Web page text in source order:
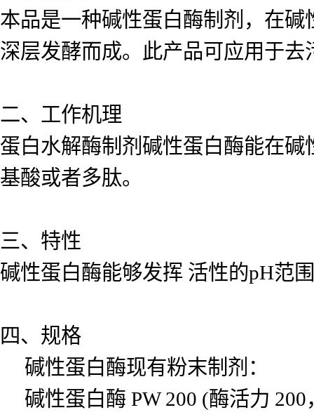
本品是一种碱性蛋白酶制剂，在
深层发酵而成。此产品可应用于
二、工作机理
蛋白水解酶制剂碱性蛋白酶能在
基酸或者多肽。
三、特性
碱性蛋白酶能够发挥 活性的pH范
四、规格
碱性蛋白酶现有粉末制剂：
碱性蛋白酶 PW 200 (酶活力 200